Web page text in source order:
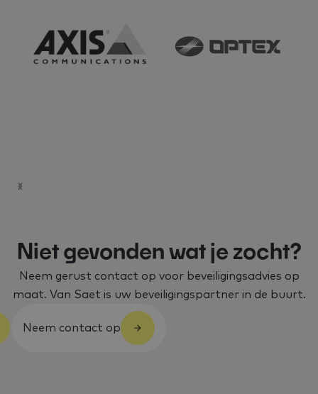
Niet gevonden wat je zocht?
Neem gerust contact op voor beveiligingsadvies op
maat. Van Saet is uw beveiligingspartner in de buurt.
Neem contact op